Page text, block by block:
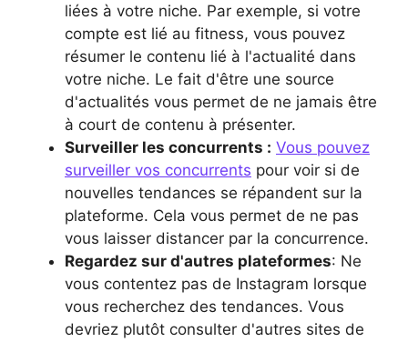
liées à votre niche. Par exemple, si votre
compte est lié au fitness, vous pouvez
résumer le contenu lié à l'actualité dans
votre niche. Le fait d'être une source
d'actualités vous permet de ne jamais être
à court de contenu à présenter.
Surveiller les concurrents : Vous pouvez
surveiller vos concurrents pour voir si de
nouvelles tendances se répandent sur la
plateforme. Cela vous permet de ne pas
vous laisser distancer par la concurrence.
Regardez sur d'autres plateformes: Ne
vous contentez pas de Instagram lorsque
vous recherchez des tendances. Vous
devriez plutôt consulter d'autres sites de